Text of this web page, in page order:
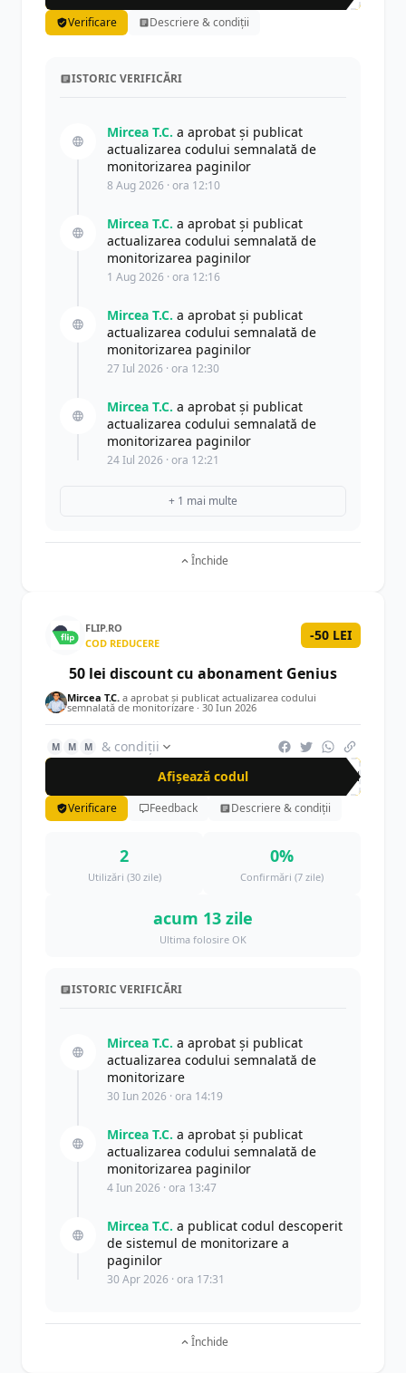
Verificare Descriere & condiții
ISTORIC VERIFICĂRI
Mircea T.C. a aprobat și publicat
actualizarea codului semnalată de
monitorizarea paginilor
8 Aug 2026 · ora 12:10
Mircea T.C. a aprobat și publicat
actualizarea codului semnalată de
monitorizarea paginilor
1 Aug 2026 · ora 12:16
Mircea T.C. a aprobat și publicat
actualizarea codului semnalată de
monitorizarea paginilor
27 Iul 2026 · ora 12:30
Mircea T.C. a aprobat și publicat
actualizarea codului semnalată de
monitorizarea paginilor
24 Iul 2026 · ora 12:21
+ 1 mai multe
Închide
FLIP.RO
COD REDUCERE
-50 LEI
50 lei discount cu abonament Genius
Mircea T.C. a aprobat și publicat actualizarea codului
semnalată de monitorizare · 30 Iun 2026
M M M
& condiții
Afișează codul
GEN
Verificare Feedback Descriere & condiții
2
Utilizări (30 zile)
0%
Confirmări (7 zile)
acum 13 zile
Ultima folosire OK
ISTORIC VERIFICĂRI
Mircea T.C. a aprobat și publicat
actualizarea codului semnalată de
monitorizare
30 Iun 2026 · ora 14:19
Mircea T.C. a aprobat și publicat
actualizarea codului semnalată de
monitorizarea paginilor
4 Iun 2026 · ora 13:47
Mircea T.C. a publicat codul descoperit
de sistemul de monitorizare a
paginilor
30 Apr 2026 · ora 17:31
Închide